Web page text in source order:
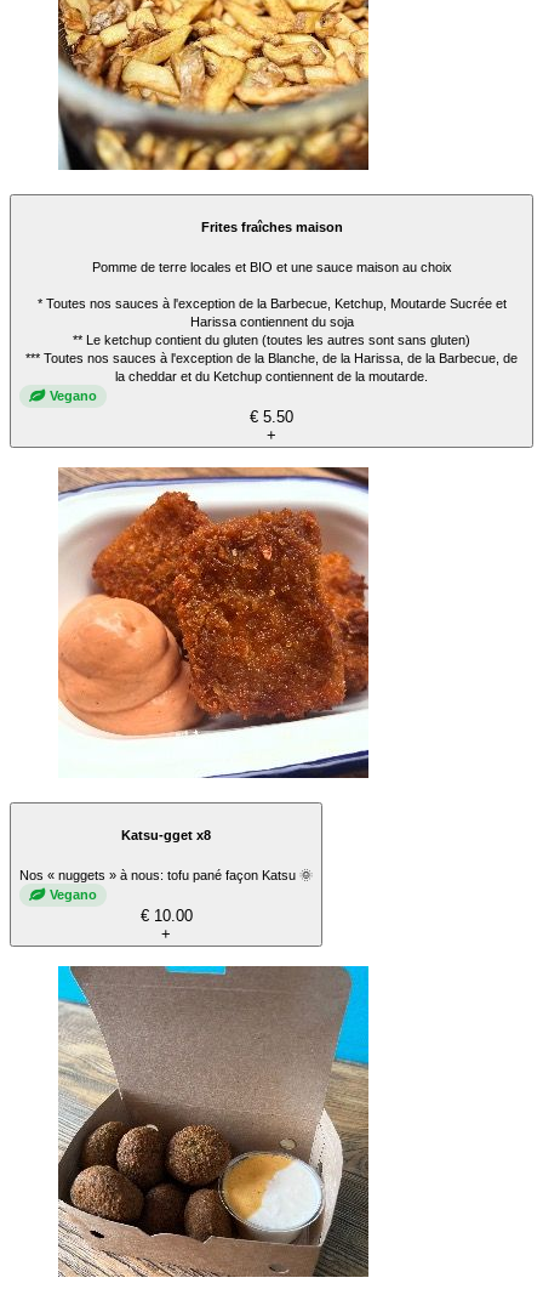
Frites fraîches maison
Pomme de terre locales et BIO et une sauce maison au choix
* Toutes nos sauces à l'exception de la Barbecue, Ketchup, Moutarde Sucrée et
Harissa contiennent du soja
** Le ketchup contient du gluten (toutes les autres sont sans gluten)
*** Toutes nos sauces à l'exception de la Blanche, de la Harissa, de la Barbecue, de
la cheddar et du Ketchup contiennent de la moutarde.
Vegano
€ 5.50
+
Katsu-gget x8
Nos « nuggets » à nous: tofu pané façon Katsu 🌞
Vegano
€ 10.00
+